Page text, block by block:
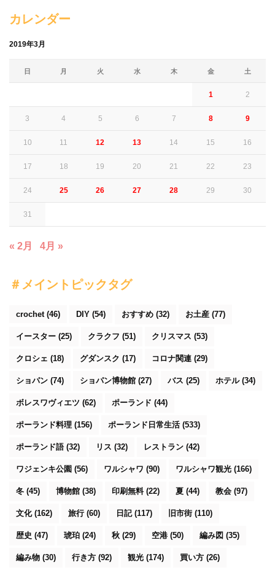
カレンダー
2019年3月
日 月 火 水 木 金 土
1 2
3 4 5 6 7 8 9
10 11 12 13 14 15 16
17 18 19 20 21 22 23
24 25 26 27 28 29 30
31
« 2月 4月 »
＃メイントピックタグ
crochet(46) DIY (54) おすすめ (32) お土産 (77)
イースター (25) クラクフ (51) クリスマス (53)
クロシェ (18) グダンスク (17) コロナ関連 (29)
ショパン (74) ショパン博物館 (27) バス (25) ホテル(34)
ボレスワヴィエツ (62) ポーランド (44)
ポーランド料理 (156) ポーランド日常生活(533)
ポーランド語(32) リス (32) レストラン (42)
ワジェンキ公園 (56) ワルシャワ (90) ワルシャワ観光 (166)
冬 (45) 博物館 (38) 印刷無料(22) 夏 (44) 教会 (97)
文化(162) 旅行 (60) 日記(117) 旧市街 (110)
歴史 (47) 琥珀 (24) 秋 (29) 空港 (50) 編み図 (35)
編み物 (30) 行き方 (92) 観光 (174) 買い方 (26)